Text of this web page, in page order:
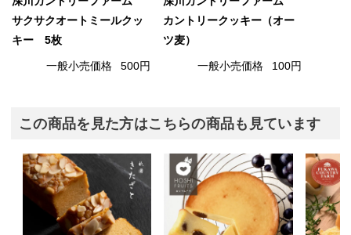
サクサクオートミールクッ
キー 5枚
一般小売価格 500円
カントリークッキー（オー
ツ麦）
一般小売価格 100円
この商品を見た方はこちらの商品も見ています